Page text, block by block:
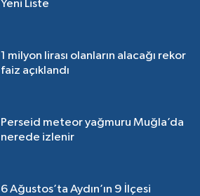
Yeni Liste
1 milyon lirası olanların alacağı rekor
faiz açıklandı
Perseid meteor yağmuru Muğla’da
nerede izlenir
6 Ağustos’ta Aydın’ın 9 İlçesi